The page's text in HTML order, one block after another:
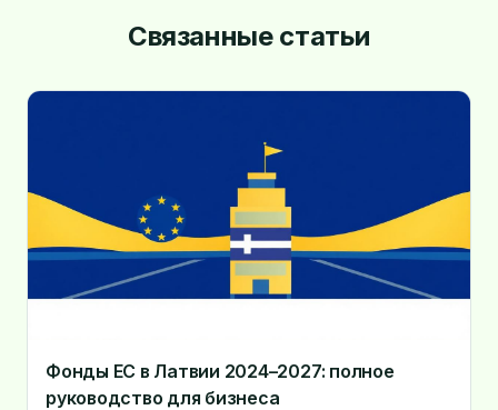
Связанные статьи
Фонды ЕС в Латвии 2024–2027: полное
руководство для бизнеса